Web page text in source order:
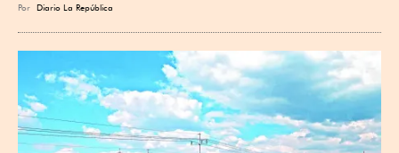
Por Diario La República